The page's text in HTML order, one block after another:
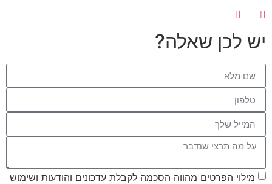
יש לכן שאלה?
מילוי הפרטים מהווה הסכמה לקבלת עדכונים והודעות ושימוש